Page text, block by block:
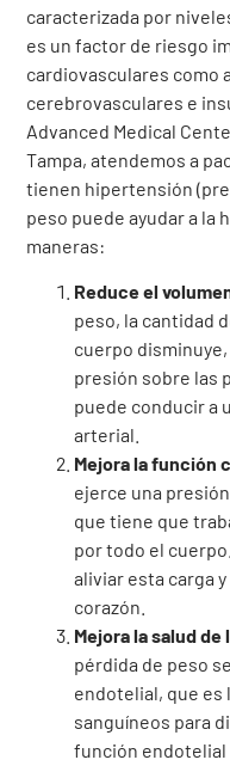
caracterizada por
es un factor de riesgo
cardiovasculares como
cerebrovasculares e
Advanced Medical
Tampa, atendemos a
tienen hipertensión
peso puede ayudar a la
maneras:
Reduce el
peso, la cantidad
cuerpo
presión sobre las
puede conducir a
arterial.
Mejora la función
ejerce una
que tiene que
por todo el
aliviar esta carga
corazón.
Mejora la salud
pérdida de peso
endotelial, que es
sanguíneos para
función endotelial